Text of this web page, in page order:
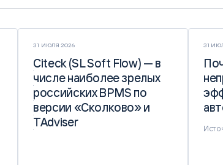
31 ИЮЛЯ 2026
Citeck (SL Soft Flow) — в
числе наиболее зрелых
российских BPMS по
версии «Сколково» и
TAdviser
Citeck (SL Soft Flow) — в
числе наиболее зрелых
российских BPMS по
версии «Сколково» и
TAdviser
31